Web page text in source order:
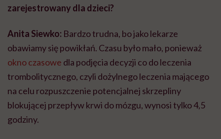
zarejestrowany dla dzieci?
Anita Siewko: Bardzo trudna, bo jako lekarze
obawiamy się powikłań. Czasu było mało, ponieważ
okno czasowe dla podjęcia decyzji co do leczenia
trombolitycznego, czyli dożylnego leczenia mającego
na celu rozpuszczenie potencjalnej skrzepliny
blokującej przepływ krwi do mózgu, wynosi tylko 4,5
godziny.